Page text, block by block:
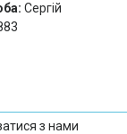
Сергій
з нами